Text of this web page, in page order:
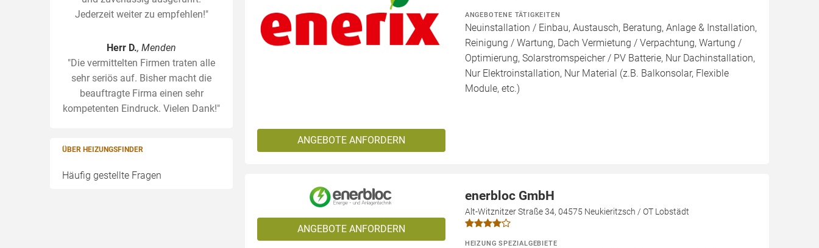
Jederzeit weiter zu empfehlen!"
Herr D., Menden
"Die vermittelten Firmen traten alle
sehr seriös auf. Bisher macht die
beauftragte Firma einen sehr
kompetenten Eindruck. Vielen Dank!"
ÜBER HEIZUNGSFINDER
Häufig gestellte Fragen
ANGEBOTE ANFORDERN
ANGEBOTENE TÄTIGKEITEN
Neuinstallation / Einbau, Austausch, Beratung, Anlage & Installation,
Reinigung / Wartung, Dach Vermietung / Verpachtung, Wartung /
Optimierung, Solarstromspeicher / PV Batterie, Nur Dachinstallation,
Nur Elektroinstallation, Nur Material (z.B. Balkonsolar, Flexible
Module, etc.)
ANGEBOTE ANFORDERN
enerbloc GmbH
Alt-Witznitzer Straße 34, 04575 Neukieritzsch / OT Lobstädt
HEIZUNG SPEZIALGEBIETE